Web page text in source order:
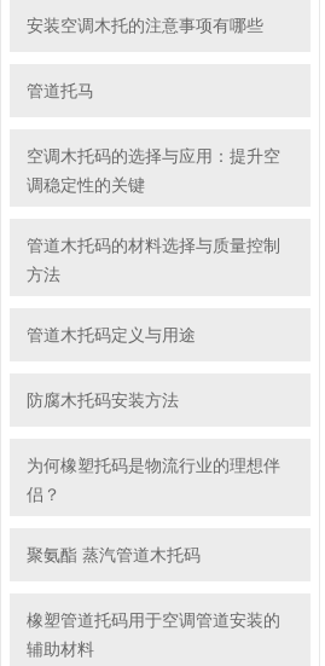
安装空调木托的注意事项有哪些
管道托马
空调木托码的选择与应用：提升空
调稳定性的关键
管道木托码的材料选择与质量控制
方法
管道木托码定义与用途
防腐木托码安装方法
为何橡塑托码是物流行业的理想伴
侣？
聚氨酯 蒸汽管道木托码
橡塑管道托码用于空调管道安装的
辅助材料